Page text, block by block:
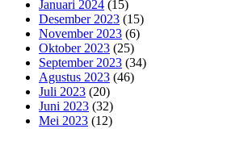
Januari 2024 (15)
Desember 2023 (15)
November 2023 (6)
Oktober 2023 (25)
September 2023 (34)
Agustus 2023 (46)
Juli 2023 (20)
Juni 2023 (32)
Mei 2023 (12)